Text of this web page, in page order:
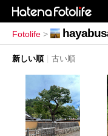
Fotolife >
新しい順 古い順